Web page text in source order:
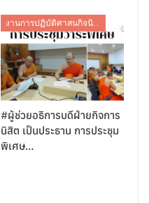
#ผู้ช่วยอธิการบดีฝ่ายกิจการ
นิสิต เป็นประธาน การประชุม
พิเศษ…